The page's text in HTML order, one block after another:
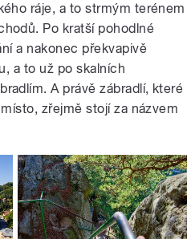
ráje, a to strmým terénem
Po kratší pohodlné
a nakonec překvapivě
a to už po skalních
A právě zábradlí, které
zřejmě stojí za názvem